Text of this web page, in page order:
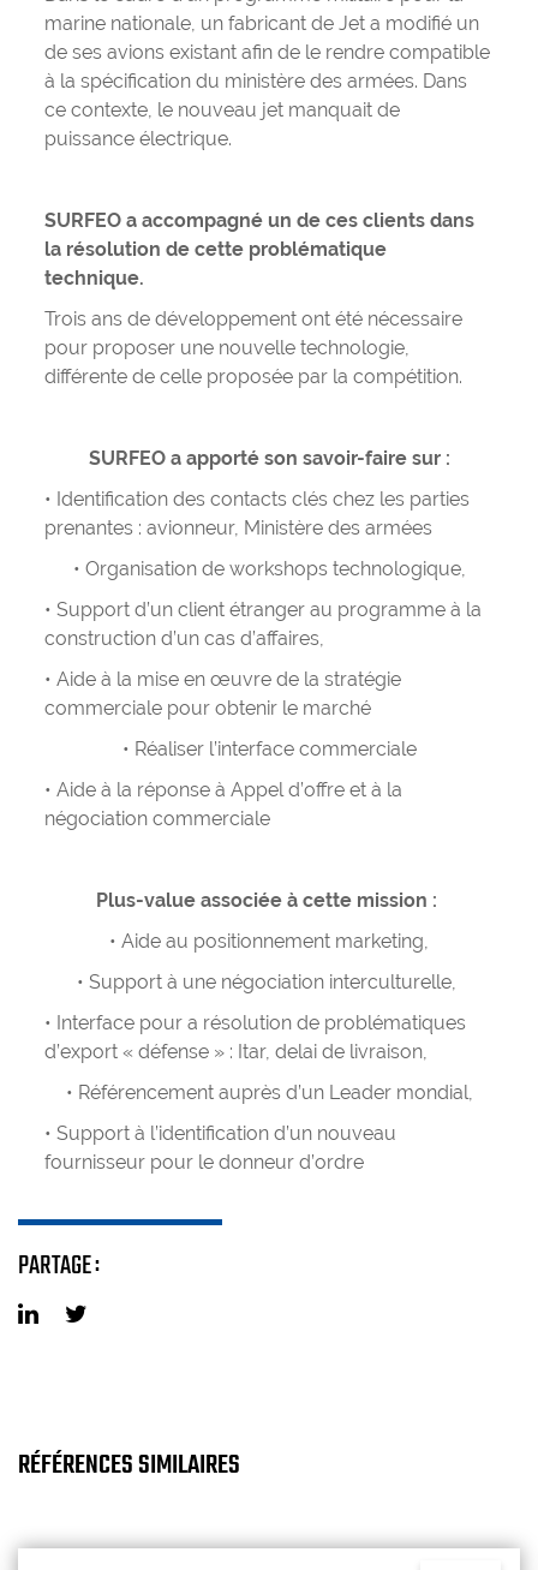
marine nationale, un fabricant de Jet a modifié un
de ses avions existant afin de le rendre compatible
à la spécification du ministère des armées. Dans
ce contexte, le nouveau jet manquait de
puissance électrique.
SURFEO a accompagné un de ces clients dans
la résolution de cette problématique
technique.
Trois ans de développement ont été nécessaire
pour proposer une nouvelle technologie,
différente de celle proposée par la compétition.
SURFEO a apporté son savoir-faire sur :
• Identification des contacts clés chez les parties
prenantes : avionneur, Ministère des armées
• Organisation de workshops technologique,
• Support d’un client étranger au programme à la
construction d’un cas d’affaires,
• Aide à la mise en œuvre de la stratégie
commerciale pour obtenir le marché
• Réaliser l’interface commerciale
• Aide à la réponse à Appel d’offre et à la
négociation commerciale
Plus-value associée à cette mission :
• Aide au positionnement marketing,
• Support à une négociation interculturelle,
• Interface pour a résolution de problématiques
d’export « défense » : Itar, delai de livraison,
• Référencement auprès d’un Leader mondial,
• Support à l’identification d’un nouveau
fournisseur pour le donneur d’ordre
PARTAGE :
RÉFÉRENCES SIMILAIRES